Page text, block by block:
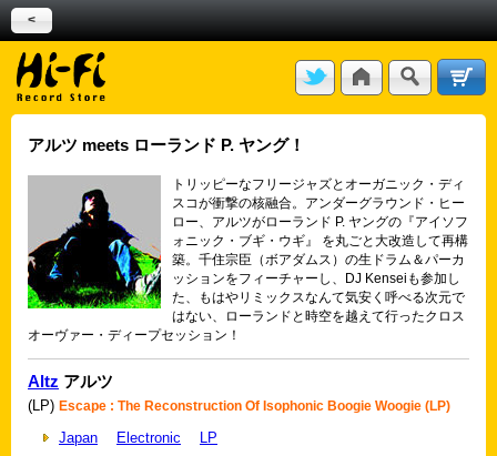
<
アルツ meets ローランド P. ヤング！
トリッピーなフリージャズとオーガニック・ディ
スコが衝撃の核融合。アンダーグラウンド・ヒー
ロー、アルツがローランド P. ヤングの『アイソフ
ォニック・ブギ・ウギ』 を丸ごと大改造して再構
築。千住宗臣（ボアダムス）の生ドラム＆パーカ
ッションをフィーチャーし、DJ Kenseiも参加し
た、もはやリミックスなんて気安く呼べる次元で
はない、ローランドと時空を越えて行ったクロス
オーヴァー・ディープセッション！
Altz アルツ
(LP) Escape : The Reconstruction Of Isophonic Boogie Woogie (LP)
Japan Electronic
LP